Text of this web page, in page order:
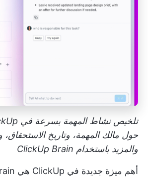
حول مالك المهمة، وتاريخ الاستحقاق،
والمزيد باستخدام ClickUp Brain
أهم ميزة جديدة في ClickUp هي